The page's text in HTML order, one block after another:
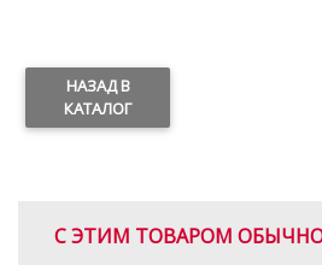
НАЗАД В
КАТАЛОГ
С ЭТИМ ТОВАРОМ